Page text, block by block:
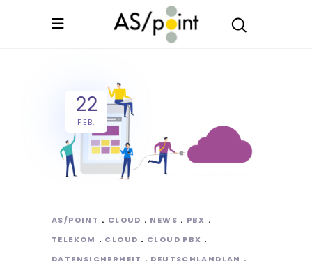
22
FEB.
AS/POINT CLOUD NEWS
PBX
TELEKOM
CLOUD
CLOUD PBX